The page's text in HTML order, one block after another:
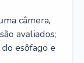
câmera,
avaliados;
esôfago e